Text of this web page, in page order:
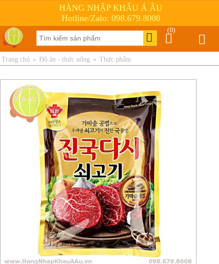
HÀNG NHẬP KHẨU Á ÂU
Hotline/Zalo: 098.679.8008
(0)
Trang chủ » Đồ ăn - thức uống » Thực phẩm